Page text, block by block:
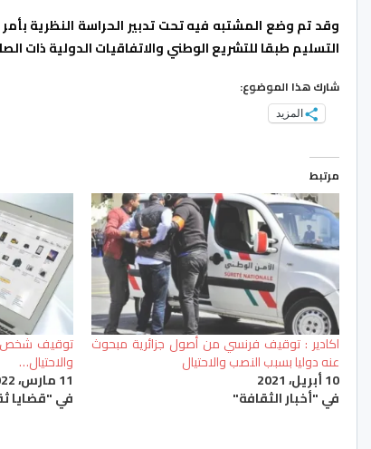
وقد تم وضع المشتبه فيه تحت تدبير الحراسة النظرية
التسليم طبقا للتشريع الوطني والاتفاقيات الدولية ذات
شارك هذا الموضوع:
المزيد
مرتبط
اكادير : توقيف فرنسي من أصول جزائرية مبحوث
عنه دوليا بسبب النصب والاحتيال
10 أبريل، 2021
في "أخبار الثقافة"
توقيف شخص
والاحتيال…
11 مارس، 2022
في "قضايا